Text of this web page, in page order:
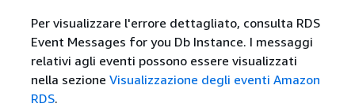
Per visualizzare l'errore dettagliato, consulta RDS
Event Messages for you Db Instance. I messaggi
relativi agli eventi possono essere visualizzati
nella sezione Visualizzazione degli eventi Amazon
RDS.